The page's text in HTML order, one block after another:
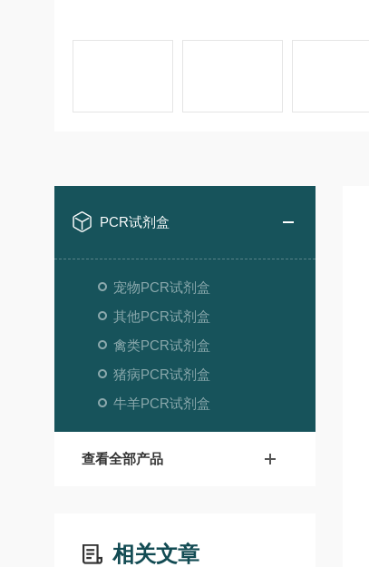
PCR试剂盒
宠物PCR试剂盒
其他PCR试剂盒
禽类PCR试剂盒
猪病PCR试剂盒
牛羊PCR试剂盒
查看全部产品
相关文章